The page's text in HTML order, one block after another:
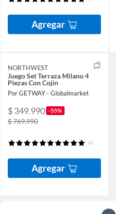
Agregar
NORTHWEST
Juego Set Terraza Milano 4
Piezas Con Cojín
Por GETWAY - Globalmarket
$ 349.990 -55%
$ 769.990
(8)
Agregar